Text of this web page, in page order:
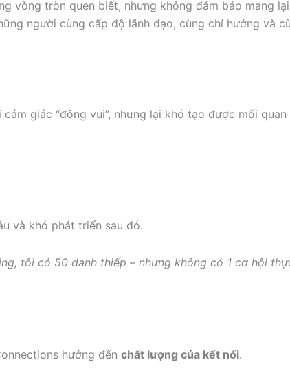
vòng tròn quen biết, nhưng không đảm bảo mang
người cùng cấp độ lãnh đạo, cùng chí hướng và
giác “đông vui”, nhưng lại khó tạo được mối
và khó phát triển sau đó.
tôi có 50 danh thiếp – nhưng không có 1 cơ hội
hướng đến chất lượng của kết nối.